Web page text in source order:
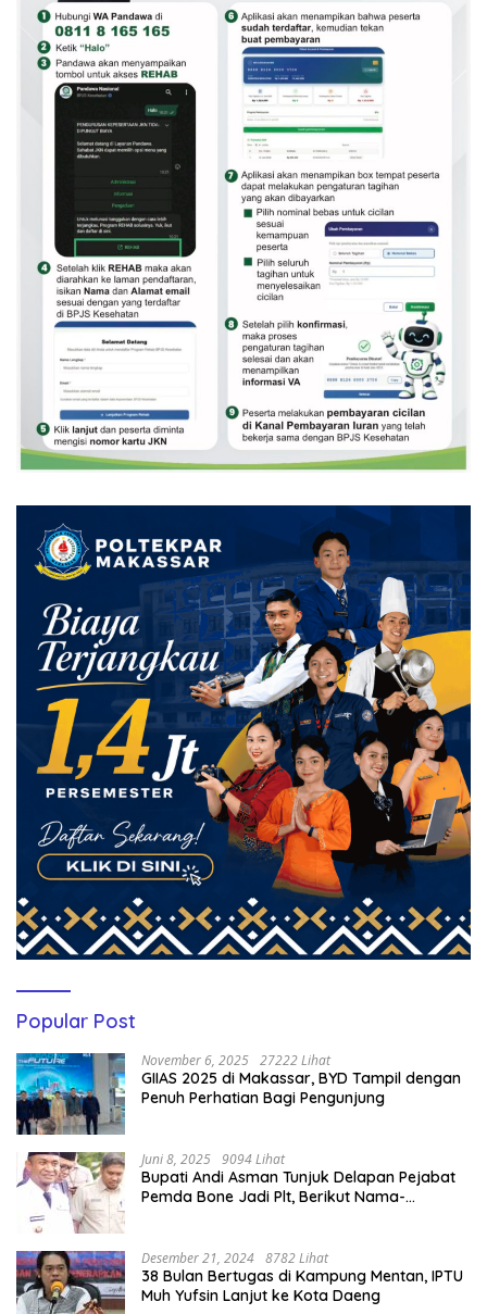
Popular Post
November 6, 2025 27222 Lihat
GIIAS 2025 di Makassar, BYD Tampil dengan
Penuh Perhatian Bagi Pengunjung
Juni 8, 2025 9094 Lihat
Bupati Andi Asman Tunjuk Delapan Pejabat
Pemda Bone Jadi Plt, Berikut Nama-
Desember 21, 2024 8782 Lihat
38 Bulan Bertugas di Kampung Mentan, IPTU
Muh Yufsin Lanjut ke Kota Daeng